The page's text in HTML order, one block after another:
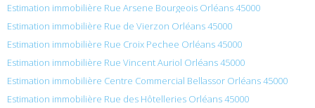
Estimation immobilière Rue Arsene Bourgeois Orléans 45000
Estimation immobilière Rue de Vierzon Orléans 45000
Estimation immobilière Rue Croix Pechee Orléans 45000
Estimation immobilière Rue Vincent Auriol Orléans 45000
Estimation immobilière Centre Commercial Bellassor Orléans 45000
Estimation immobilière Rue des Hôtelleries Orléans 45000